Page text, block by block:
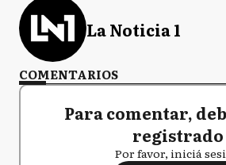
La Noticia 1
COMENTARIOS
Para comentar,
registrado
Por favor, iniciá